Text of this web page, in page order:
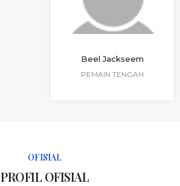
Beel Jackseem
PEMAIN TENGAH
OFISIAL
PROFIL OFISIAL